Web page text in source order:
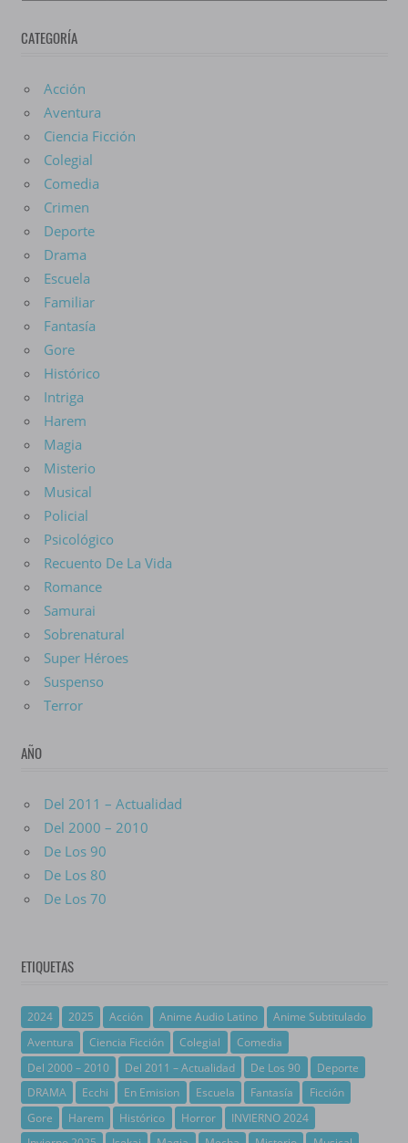
Anime
CATEGORÍA
Acción
Aventura
Ciencia Ficción
Colegial
Comedia
Crimen
Deporte
Drama
Escuela
Familiar
Fantasía
Gore
Histórico
Intriga
Harem
Magia
Misterio
Musical
Policial
Psicológico
Recuento De La Vida
Romance
Samurai
Sobrenatural
Super Héroes
Suspenso
Terror
AÑO
Del 2011 – Actualidad
Del 2000 – 2010
De Los 90
De Los 80
De Los 70
ETIQUETAS
2024 2025 Acción Anime Audio Latino
Anime Subtitulado
Aventura
Ciencia Ficción Colegial
Comedia
Del 2000 – 2010
Del 2011 – Actualidad De Los 90
Deporte
DRAMA
Ecchi En Emision Escuela Fantasía
Ficción
Gore
Harem Histórico Horror
INVIERNO 2024